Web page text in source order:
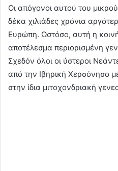
Οι απόγονοι αυτού του
δέκα χιλιάδες χρόνια
Ευρώπη. Ωστόσο, αυτή η
αποτέλεσμα περιορισμένη
Σχεδόν όλοι οι ύστεροι
από την Ιβηρική Χερσόνησο
στην ίδια μιτοχονδριακή